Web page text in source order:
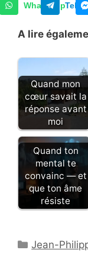
WhatsApp
A lire
Quand mon
cœur savait la
réponse avant
moi
Quand ton
mental te
convainc — et
que ton âme
résiste
Catégories
Jean-